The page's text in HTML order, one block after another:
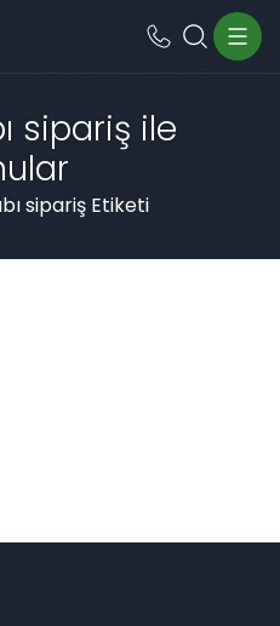
sipariş ile
sipariş Etiketi